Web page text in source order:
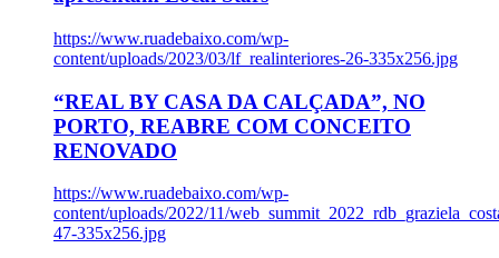
https://www.ruadebaixo.com/wp-
content/uploads/2023/03/lf_realinteriores-26-335x256.jpg
“REAL BY CASA DA CALÇADA”, NO
PORTO, REABRE COM CONCEITO
RENOVADO
https://www.ruadebaixo.com/wp-
content/uploads/2022/11/
47-335x256.jpg